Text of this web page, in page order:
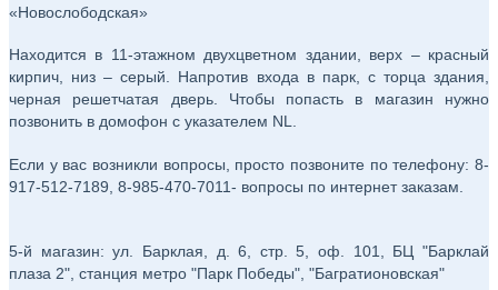
«Новослободская»
Находится в 11-этажном двухцветном здании, верх – красный
кирпич, низ – серый. Напротив входа в парк, с торца здания,
черная решетчатая дверь. Чтобы попасть в магазин нужно
позвонить в домофон с указателем NL.
Если у вас возникли вопросы, просто позвоните по телефону: 8-
917-512-7189, 8-985-470-7011- вопросы по интернет заказам.
5-й магазин: ул. Барклая, д. 6, стр. 5, оф. 101, БЦ "Барклай
плаза 2", станция метро "Парк Победы", "Багратионовская"